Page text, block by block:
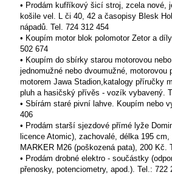
• Prodám kufříkový šicí stroj, zcela nové,
košile vel. L či 40, 42 a časopisy Blesk
nápadů. Tel. 724 312 454
• Koupím motor blok polomotor Zetor a
502 674
• Koupím do sbírky starou motorovou
jednomužné nebo dvoumužné, motorovou
motorem Jawa Stadion,katalogy příručky
pluh a hasičský přívěs - vozík vybavený.
• Sbírám staré pivní lahve. Koupím nebo
406
• Prodám starší sjezdové přímé lyže
licence Atomic), zachovalé, délka 195
MARKER M26 (poškozená pata), 200 Kč.
• Prodám drobné elektro - součástky
přenosky, potenciometry, apod.). Tel.: 722